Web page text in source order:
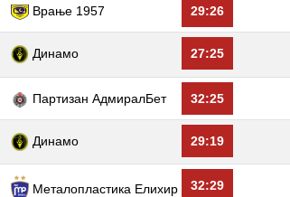
Врање 1957 29:26
Динамо 27:25
Партизан АдмиралБет 32:25
Динамо 29:19
Металопластика Елиxир 32:29